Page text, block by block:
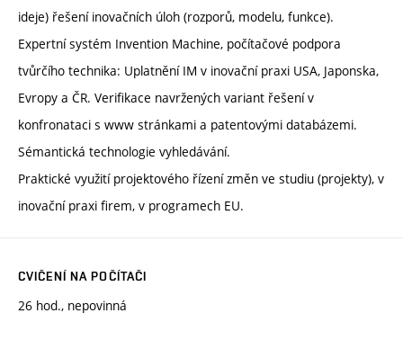
ideje) řešení inovačních úloh (rozporů, modelu, funkce).
Expertní systém Invention Machine, počítačové podpora
tvůrčího technika: Uplatnění IM v inovační praxi USA, Japonska,
Evropy a ČR. Verifikace navržených variant řešení v
konfronataci s www stránkami a patentovými databázemi.
Sémantická technologie vyhledávání.
Praktické využití projektového řízení změn ve studiu (projekty), v
inovační praxi firem, v programech EU.
CVIČENÍ NA POČÍTAČI
26 hod., nepovinná